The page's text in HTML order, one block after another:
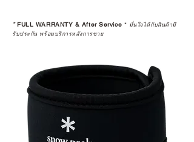
*FULL WARRANTY & After Service * มั่นใจได้กับสินค้ามี
รับประกัน พร้อมบริการหลังการขาย